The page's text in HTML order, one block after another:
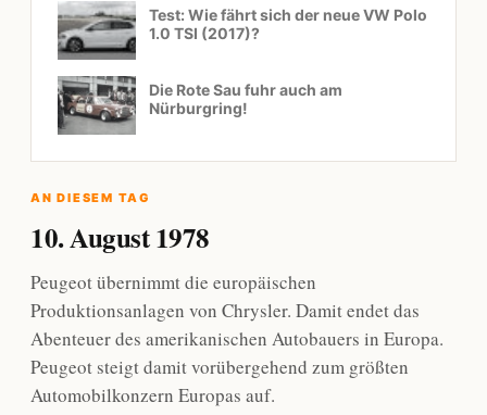
Test: Wie fährt sich der neue VW Polo
1.0 TSI (2017)?
Die Rote Sau fuhr auch am
Nürburgring!
AN DIESEM TAG
10. August 1978
Peugeot übernimmt die europäischen
Produktionsanlagen von Chrysler. Damit endet das
Abenteuer des amerikanischen Autobauers in Europa.
Peugeot steigt damit vorübergehend zum größten
Automobilkonzern Europas auf.